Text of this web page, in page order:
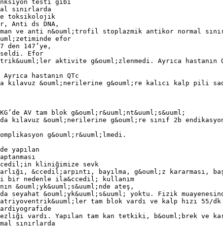
testi gibi
sınırlarda
toksikolojik
Anti ds DNA,
ve anti n&ouml;trofil stoplazmik antikor normal
efor
147’ye,
Efor
aktivite g&ouml;zlenmedi. Ayrıca hastanın
hastanın QTc
kılavuz &ouml;nerilerine g&ouml;re kalıcı kalp pili
AV tam blok g&ouml;r&uuml;nt&uuml;s&uuml;
kılavuz &ouml;nerilerine g&ouml;re sınıf 2b
g&ouml;r&uuml;lmedi.
yapılan
kliniğimize sevk
&ccedil;arpıntı, bayılma, g&ouml;z kararması,
bir nedenle ila&ccedil; kullanım
&ouml;yk&uuml;s&uuml;nde ateş,
seyahat &ouml;yk&uuml;s&uuml; yoktu. Fizik
tam blok vardı ve kalp hızı 55/
vardı. Yapılan tam kan tetkiki, b&ouml;brek ve
sınırlarda